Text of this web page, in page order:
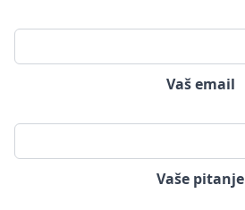
Vaš email
Vaše pitanje